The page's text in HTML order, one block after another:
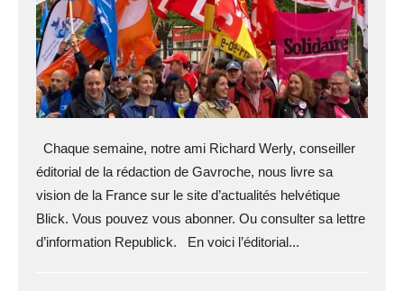
Chaque semaine, notre ami Richard Werly, conseiller
éditorial de la rédaction de Gavroche, nous livre sa
vision de la France sur le site d’actualités helvétique
Blick. Vous pouvez vous abonner. Ou consulter sa lettre
d’information Republick. En voici l’éditorial...